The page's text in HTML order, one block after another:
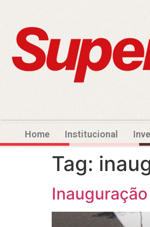
Home Institucional
Tag: